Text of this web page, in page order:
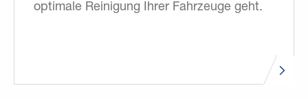
optimale Reinigung Ihrer Fahrzeuge geht.